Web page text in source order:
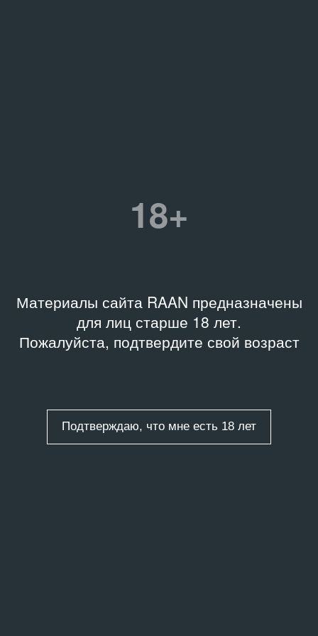
18+
Материалы сайта RAAN предназначены
для лиц старше 18 лет.
Пожалуйста, подтвердите свой возраст
Подтверждаю, что мне есть 18 лет